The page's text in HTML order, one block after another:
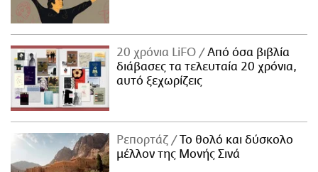
20 χρόνια LiFO
Από όσα βιβλία
διάβασες τα τελευταία 20 χρόνια,
αυτό ξεχωρίζεις
Ρεπορτάζ
Το θολό και δύσκολο
μέλλον της Μονής Σινά